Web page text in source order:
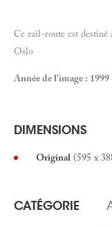
Ce rail-route est destiné
Oslo
Année de l'image : 1999
DIMENSIONS
Original (595 x
CATÉGORIE